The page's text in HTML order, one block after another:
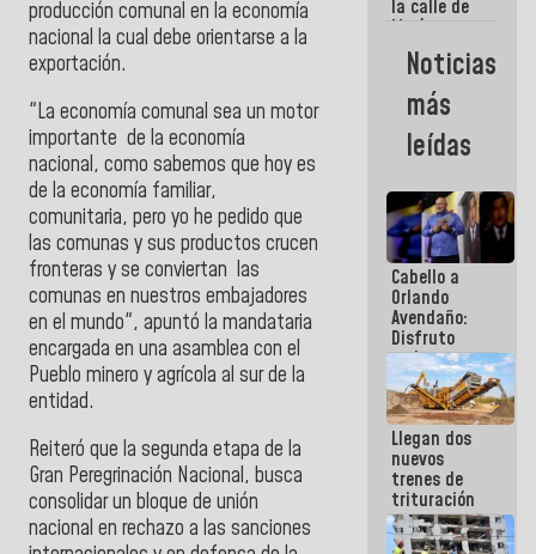
producción comunal en la economía
nacional la cual debe orientarse a la
exportación.
"La economía comunal sea un motor
importante de la economía
nacional, como sabemos que hoy es
de la economía familiar,
comunitaria, pero yo he pedido que
las comunas y sus productos crucen
fronteras y se conviertan las
comunas en nuestros embajadores
en el mundo", apuntó la mandataria
encargada en una asamblea con el
Pueblo minero y agrícola al sur de la
entidad.
Reiteró que la segunda etapa de la
Gran Peregrinación Nacional, busca
consolidar un bloque de unión
nacional en rechazo a las sanciones
la calle de
María
Machado se
estrellaron
de frente
contra el
Pueblo
Noticias
más
leídas
Cabello a
Orlando
Avendaño:
Disfruto
cada vez
que escribes
porque lo
que haces
es
embarrarla
Llegan dos
nuevos
trenes de
trituración
para
optimizar